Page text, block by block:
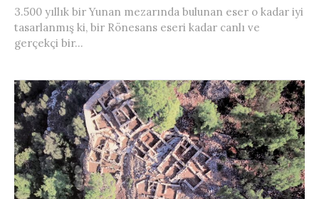
3.500 yıllık bir Yunan mezarında bulunan eser o kadar iyi
tasarlanmış ki, bir Rönesans eseri kadar canlı ve
gerçekçi bir...